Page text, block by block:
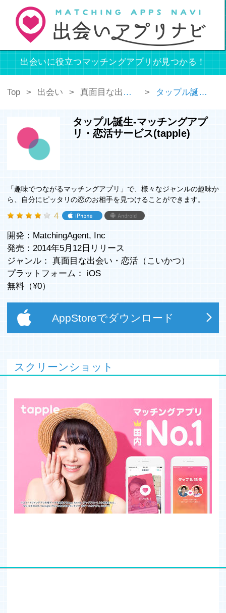
出会いに役立つマッチングアプリが見つかる！
Top 出会い 真面目な出会い タップル誕生-マッチングアプリ・恋活サービス(tapple)
タップル誕生-マッチングアプ
リ・恋活サービス(tapple)
「趣味でつながるマッチングアプリ」で、様々なジャンルの趣味か
ら、自分にピッタリの恋のお相手を見つけることができます。
4
開発：MatchingAgent, Inc
発売：2014年5月12日リリース
ジャンル： 真面目な出会い ・ 恋活（こいかつ）
プラットフォーム：
iOS
無料（¥0）
AppStoreでダウンロード
スクリーンショット